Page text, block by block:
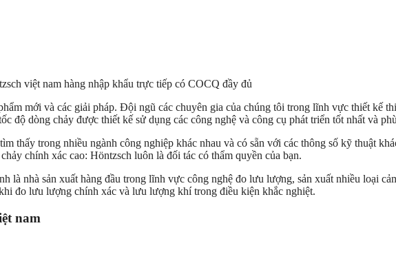
việt nam hàng nhập khẩu trực tiếp có COCQ đầy đủ
mới và các giải pháp. Đội ngũ các chuyên gia của chúng tôi trong lĩnh vực thiết kế
độ dòng chảy được thiết kế sử dụng các công nghệ và công cụ phát triển tốt nhất và
thấy trong nhiều ngành công nghiệp khác nhau và có sẵn với các thông số kỹ thuật
chính xác cao: Höntzsch luôn là đối tác có thẩm quyền của bạn.
là nhà sản xuất hàng đầu trong lĩnh vực công nghệ đo lưu lượng, sản xuất nhiều loại
đo lưu lượng chính xác và lưu lượng khí trong điều kiện khắc nghiệt.
nam